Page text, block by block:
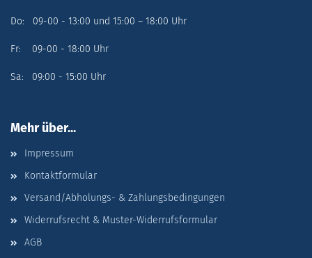
Do: 09-00 - 13:00 und 15:00 – 18:00 Uhr
Fr: 09-00 - 18:00 Uhr
Sa: 09:00 - 15:00 Uhr
Mehr über...
Impressum
Kontaktformular
Versand/Abholungs- & Zahlungsbedingungen
Widerrufsrecht & Muster-Widerrufsformular
AGB